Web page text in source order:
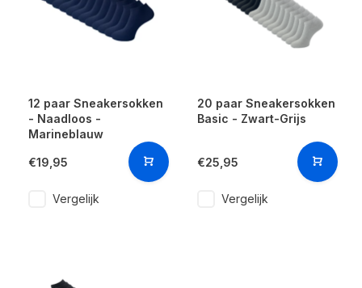
12 paar Sneakersokken
- Naadloos -
Marineblauw
€19,95
Vergelijk
20 paar Sneakersokken
Basic - Zwart-Grijs
€25,95
Vergelijk